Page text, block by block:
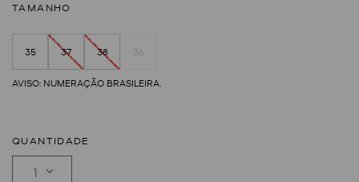
TAMANHO
35 37 38 36
QUANTIDADE
1